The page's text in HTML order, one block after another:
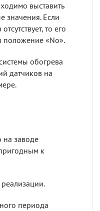
выставить
значения. Если
то его
положение «No».
обогрева
датчиков на
на заводе
к
периода